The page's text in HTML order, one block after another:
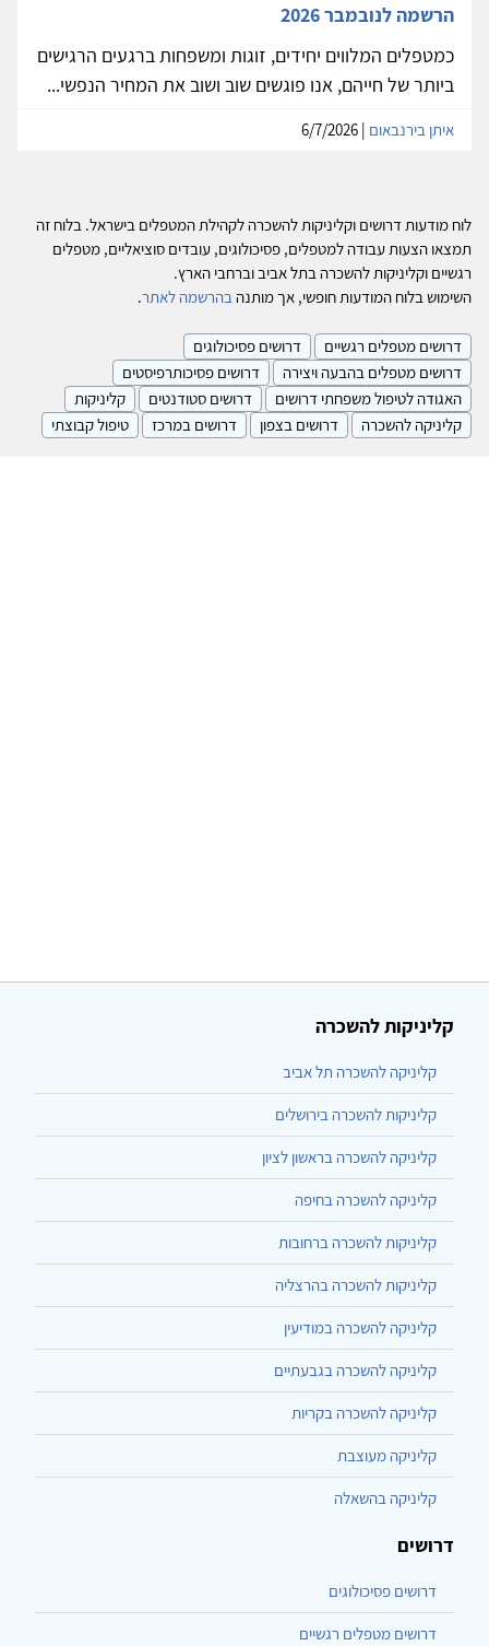
הרשמה לנובמבר 2026
כמטפלים המלווים יחידים, זוגות ומשפחות ברגעים הרגישים
ביותר של חייהם, אנו פוגשים שוב ושוב את המחיר הנפשי...
איתן בירנבאום
לוח מודעות דרושים וקליניקות להשכרה לקהילת המטפלים בישראל. בלוח זה
תמצאו הצעות עבודה למטפלים, פסיכולוגים, עובדים סוציאליים, מטפלים
רגשיים וקליניקות להשכרה בתל אביב וברחבי הארץ.
השימוש בלוח המודעות חופשי, אך מותנה בהרשמה לאתר.
דרושים מטפלים רגשיים
דרושים פסיכולוגים
דרושים מטפלים בהבעה ויצירה
דרושים פסיכותרפיסטים
האגודה לטיפול משפחתי דרושים
דרושים סטודנטים
קליניקות
קליניקה להשכרה
דרושים בצפון דרושים במרכז טיפול קבוצתי
קליניקות להשכרה
קליניקה להשכרה תל אביב
קליניקות להשכרה בירושלים
קליניקה להשכרה בראשון לציון
קליניקה להשכרה בחיפה
קליניקות להשכרה ברחובות
קליניקות להשכרה בהרצליה
קליניקה להשכרה במודיעין
קליניקה להשכרה בגבעתיים
קליניקה להשכרה בקריות
קליניקה מעוצבת
קליניקה בהשאלה
דרושים
דרושים פסיכולוגים
דרושים מטפלים רגשיים